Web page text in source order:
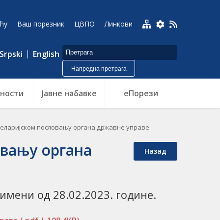
Ваш порезник ЦВПО Линкови
Srpski English
Напредна претрага
Jавне набавке еПорези
пословању органа државне управе
Назад
органа
од 28.02.2023. године.